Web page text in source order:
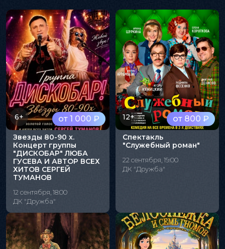
от 1 000 ₽
6+
Звезды 80-90 х.
Концерт группы
"ДИСКОБАР" ЛЮБА
ГУСЕВА И АВТОР ВСЕХ
ХИТОВ СЕРГЕЙ
ТУМАНОВ
12 сентября, 18:00
ДК "Дружба"
от 800 ₽
12+
Спектакль
"Служебный роман"
22 сентября, 19:00
ДК "Дружба"